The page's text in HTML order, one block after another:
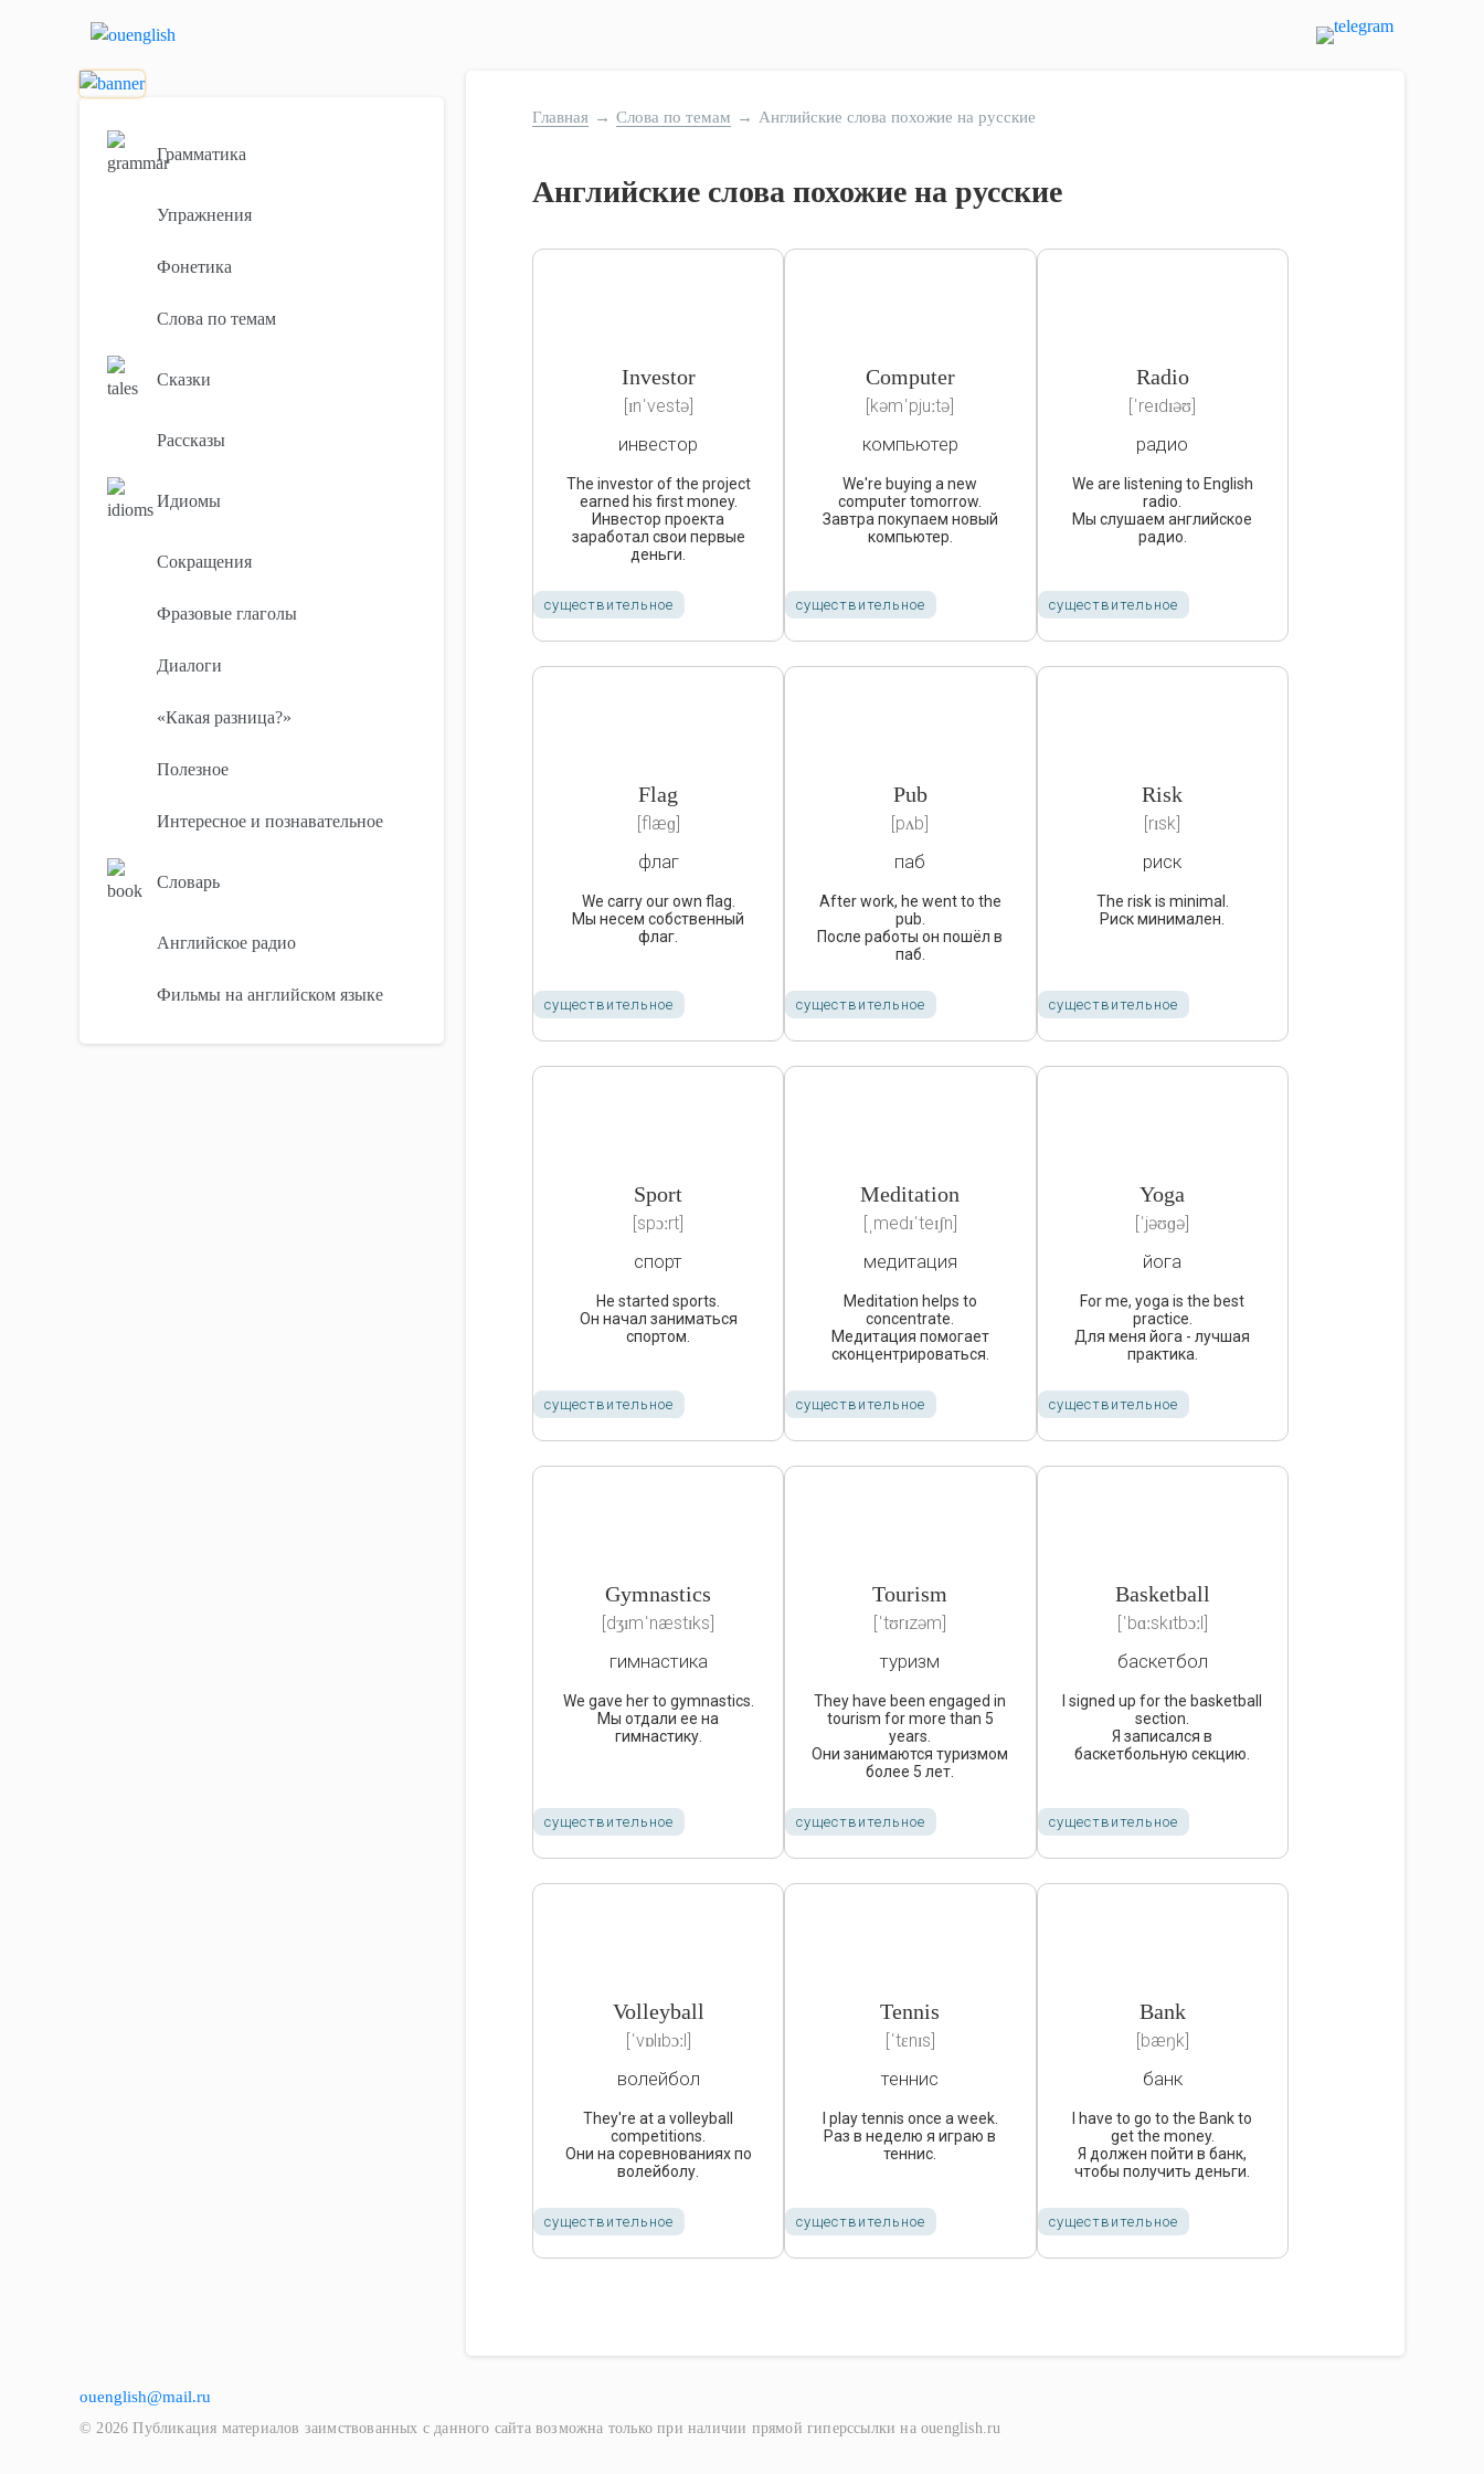
Главная → Слова по темам → Английские слова похожие на русские
Английские слова похожие на русские
Investor
[ɪnˈvestə]
инвестор
The investor of the project
earned his first money.
Инвестор проекта
заработал свои первые
деньги.
существительное
Computer
[kəmˈpjuːtə]
компьютер
We're buying a new
computer tomorrow.
Завтра покупаем новый
компьютер.
существительное
Radio
[ˈreɪdɪəʊ]
радио
We are listening to English
radio.
Мы слушаем английское
радио.
существительное
Flag
[flæɡ]
флаг
We carry our own flag.
Мы несем собственный
флаг.
существительное
Pub
[pʌb]
паб
After work, he went to the
pub.
После работы он пошёл в
паб.
существительное
Risk
[rɪsk]
риск
The risk is minimal.
Риск минимален.
существительное
Sport
[spɔːrt]
спорт
He started sports.
Он начал заниматься
спортом.
существительное
Meditation
[ˌmedɪˈteɪʃn]
медитация
Meditation helps to
concentrate.
Медитация помогает
сконцентрироваться.
существительное
Yoga
[ˈjəʊɡə]
йога
For me, yoga is the best
practice.
Для меня йога - лучшая
практика.
существительное
Gymnastics
[dʒɪmˈnæstɪks]
гимнастика
We gave her to gymnastics.
Мы отдали ее на
гимнастику.
существительное
Tourism
[ˈtʊrɪzəm]
туризм
They have been engaged in
tourism for more than 5
years.
Они занимаются туризмом
более 5 лет.
существительное
Basketball
[ˈbɑːskɪtbɔːl]
баскетбол
I signed up for the basketball
section.
Я записался в
баскетбольную секцию.
существительное
Volleyball
[ˈvɒlɪbɔːl]
волейбол
They're at a volleyball
competitions.
Они на соревнованиях по
волейболу.
существительное
Tennis
[ˈtɛnɪs]
теннис
I play tennis once a week.
Раз в неделю я играю в
теннис.
существительное
Bank
[bæŋk]
банк
I have to go to the Bank to
get the money.
Я должен пойти в банк,
чтобы получить деньги.
существительное
Грамматика
Упражнения
Фонетика
Слова по темам
Сказки
Рассказы
Идиомы
Сокращения
Фразовые глаголы
Диалоги
«Какая разница?»
Полезное
Интересное и познавательное
Словарь
Английское радио
Фильмы на английском языке
ouenglish@mail.ru
© 2026 Публикация материалов заимствованных с данного сайта возможна только при наличии прямой гиперссылки на ouenglish.ru